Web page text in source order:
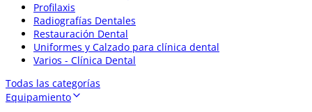
Profilaxis
Radiografías Dentales
Restauración Dental
Uniformes y Calzado para clínica dental
Varios - Clínica Dental
Todas las categorías
Equipamiento